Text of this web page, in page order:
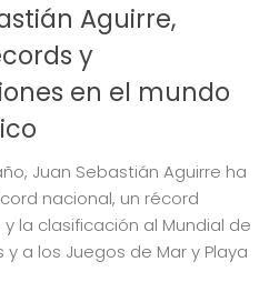
Aguirre,
y
en el mundo
Juan Sebastián Aguirre ha
nacional, un récord
la clasificación al Mundial de
a los Juegos de Mar y Playa